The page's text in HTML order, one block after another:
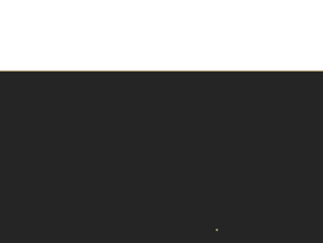
Lancer ma recherche